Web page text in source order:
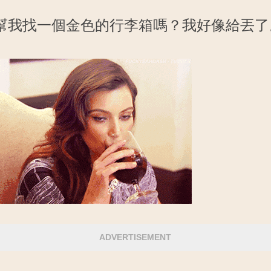
我找一個金色的行李箱嗎？我好像給丟
ADVERTISEMENT